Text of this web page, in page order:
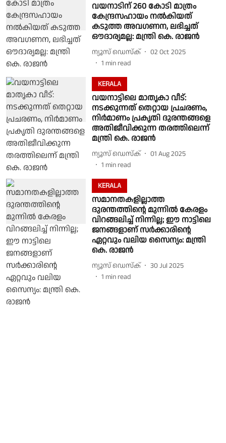
വയനാടിന് 260 കോടി മാത്രം
കേന്ദ്രസഹായം നൽകിയത്
കടുത്ത അവഗണന, ലഭിച്ചത്
ഔദാര്യമല്ല: മന്ത്രി കെ. രാജൻ
ന്യൂസ് ഡെസ്ക്
02 Oct 2025
1 min read
KERALA
വയനാട്ടിലെ മാ‍തൃകാ വീട്:
നടക്കുന്നത് തെറ്റായ പ്രചരണം,
നിർമാണം പ്രകൃതി ദുരന്തങ്ങളെ
അതിജീവിക്കുന്ന തരത്തിലെന്ന്
മന്ത്രി കെ. രാജൻ
ന്യൂസ് ഡെസ്ക്
01 Aug 2025
1 min read
KERALA
സമാനതകളില്ലാത്ത
ദുരന്തത്തിൻ്റെ മുന്നിൽ കേരളം
വിറങ്ങലിച്ച് നിന്നില്ല; ഈ നാട്ടിലെ
ജനങ്ങളാണ് സർക്കാരിൻ്റെ
ഏറ്റവും വലിയ സൈന്യം: മന്ത്രി
കെ. രാജൻ
ന്യൂസ് ഡെസ്ക്
30 Jul 2025
1 min read